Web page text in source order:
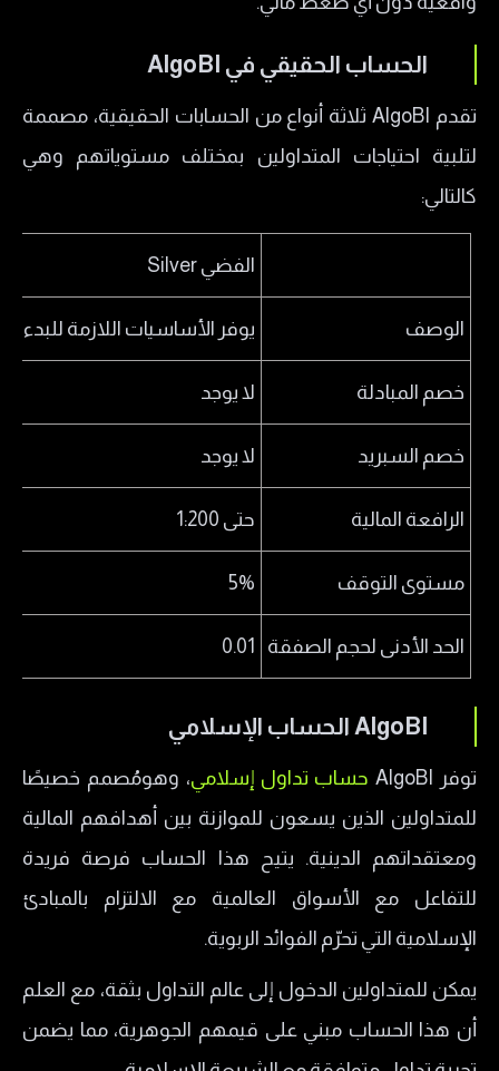
الحساب الحقيقي في AlgoBI
تقدم AlgoBI ثلاثة أنواع من الحسابات الحقيقية، مصممة
لتلبية احتياجات المتداولين بمختلف مستوياتهم وهي
كالتالي:
الفضي Silver
الوصف يوفر الأساسيات اللازمة للبدء
خصم المبادلة لا يوجد
خصم السبريد لا يوجد
الرافعة المالية حتى 1:200
مستوى التوقف 5%
الحد الأدنى لحجم الصفقة 0.01
AlgoBI الحساب الإسلامي
توفر AlgoBI حساب تداول إسلامي، وهومُصمم خصيصًا
للمتداولين الذين يسعون للموازنة بين أهدافهم المالية
ومعتقداتهم الدينية. يتيح هذا الحساب فرصة فريدة
للتفاعل مع الأسواق العالمية مع الالتزام بالمبادئ
الإسلامية التي تحرّم الفوائد الربوية.
يمكن للمتداولين الدخول إلى عالم التداول بثقة، مع العلم
أن هذا الحساب مبني على قيمهم الجوهرية، مما يضمن